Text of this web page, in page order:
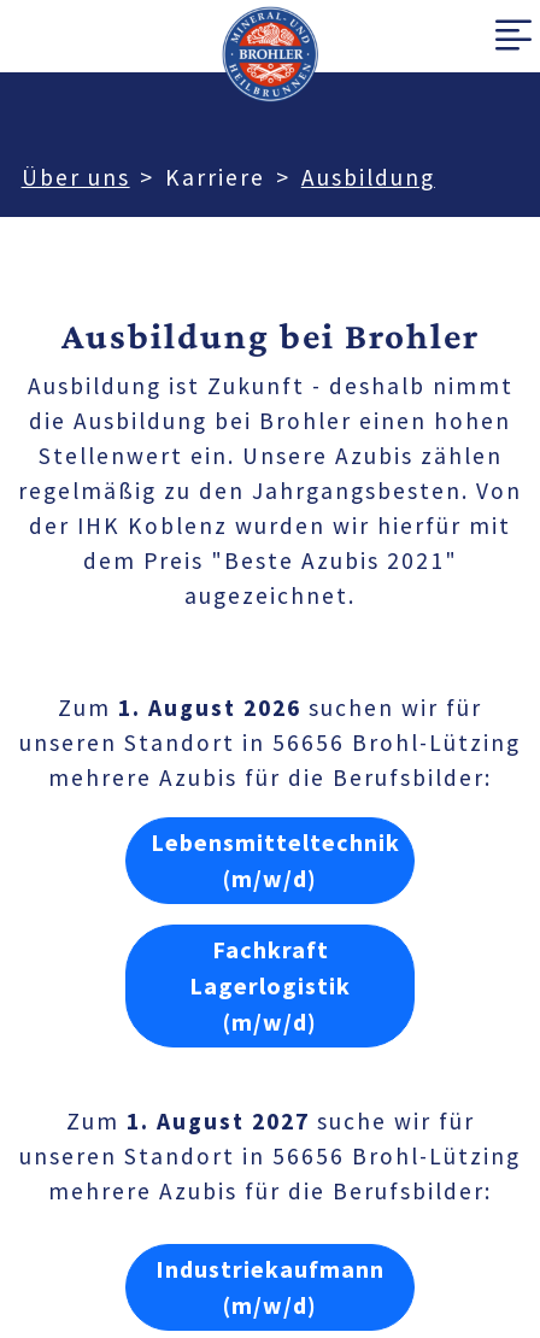
Über uns Karriere Ausbildung
Ausbildung bei Brohler
Ausbildung ist Zukunft - deshalb nimmt
die Ausbildung bei Brohler einen hohen
Stellenwert ein. Unsere Azubis zählen
regelmäßig zu den Jahrgangsbesten. Von
der IHK Koblenz wurden wir hierfür mit
dem Preis "Beste Azubis 2021"
augezeichnet.
Zum 1. August 2026 suchen wir für
unseren Standort in 56656 Brohl-Lützing
mehrere Azubis für die Berufsbilder:
Lebensmitteltechnik
(m/w/d)
Fachkraft
Lagerlogistik
(m/w/d)
Zum 1. August 2027 suche wir für
unseren Standort in 56656 Brohl-Lützing
mehrere Azubis für die Berufsbilder:
Industriekaufmann
(m/w/d)